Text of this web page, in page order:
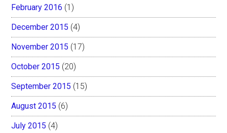
February 2016 (1)
December 2015 (4)
November 2015 (17)
October 2015 (20)
September 2015 (15)
August 2015 (6)
July 2015 (4)